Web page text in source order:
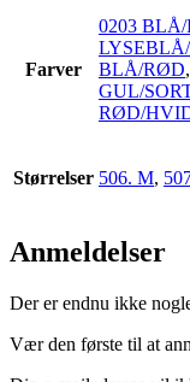
Farver
0203
BLÅ/RØD,
GUL/
RØD/
Størrelser 506. M,
Anmeldelser
Der er endnu ikke
Vær den første til at